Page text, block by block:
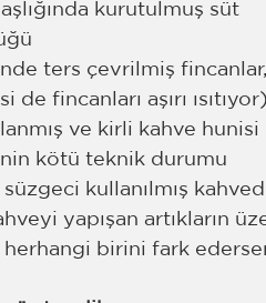
kurutulmuş süt
ters çevrilmiş
de fincanları aşırı
ve kirli kahve hunisi
kötü teknik durumu
kullanılmış
yapışan artıkların
herhangi birini fark